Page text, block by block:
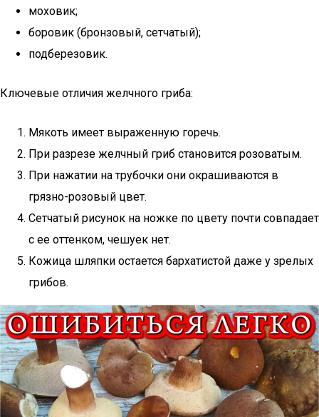
моховик;
боровик (бронзовый, сетчатый);
подберезовик.
Ключевые отличия желчного гриба:
Мякоть имеет выраженную горечь.
При разрезе желчный гриб становится розоватым.
При нажатии на трубочки они окрашиваются в
грязно-розовый цвет.
Сетчатый рисунок на ножке по цвету почти совпадает
с ее оттенком, чешуек нет.
Кожица шляпки остается бархатистой даже у зрелых
грибов.